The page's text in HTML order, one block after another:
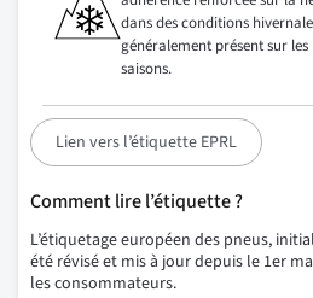
dans des conditions
généralement présent sur
saisons.
Lien vers l’étiquette EPRL
Comment lire l’étiquette ?
L’étiquetage européen des pneus,
été révisé et mis à jour depuis le 1er
les consommateurs.